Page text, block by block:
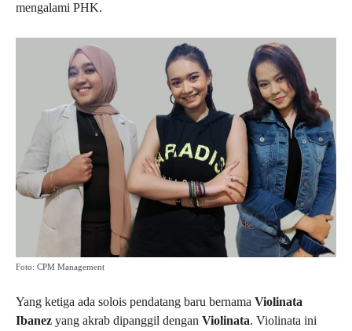
mengalami PHK.
Foto: CPM Management
Yang ketiga ada solois pendatang baru bernama Violinata
Ibanez yang akrab dipanggil dengan Violinata. Violinata ini